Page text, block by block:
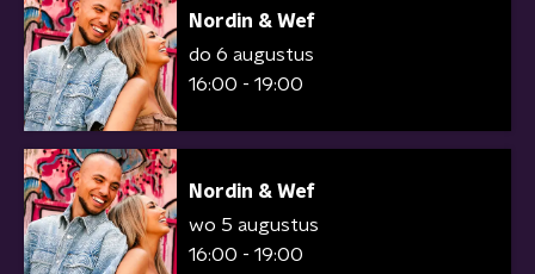
Nordin & Wef
do 6 augustus
16:00 - 19:00
Nordin & Wef
wo 5 augustus
16:00 - 19:00